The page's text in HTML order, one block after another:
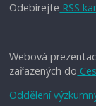
Odebírejte RSS
Webová
zařazených do
Oddělení